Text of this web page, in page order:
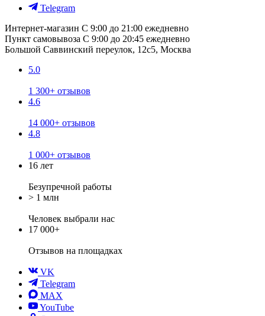
Telegram
Интернет-магазин С 9:00 до 21:00 ежедневно
Пункт самовывоза С 9:00 до 20:45 ежедневно
Большой Саввинский переулок, 12с5, Москва
5.0
1 300+ отзывов
4.6
14 000+ отзывов
4.8
1 000+ отзывов
16 лет
Безупречной работы
> 1 млн
Человек выбрали нас
17 000+
Отзывов на площадках
VK
Telegram
MAX
YouTube